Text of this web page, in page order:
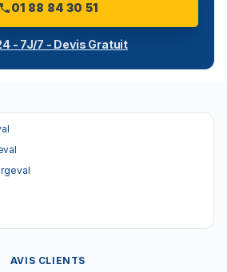
01 88 84 30 51
- 7J/7 - Devis Gratuit
AVIS CLIENTS